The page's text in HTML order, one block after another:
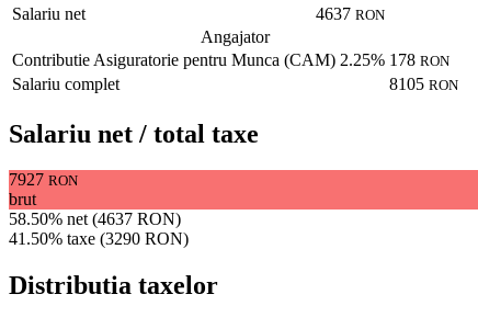
Salariu net 4637 RON
Angajator
Contributie Asiguratorie pentru Munca (CAM) 2.25% 178 RON
Salariu complet 8105 RON
Salariu net / total taxe
7927 RON
brut
58.50% net (4637 RON)
41.50% taxe (3290 RON)
Distributia taxelor